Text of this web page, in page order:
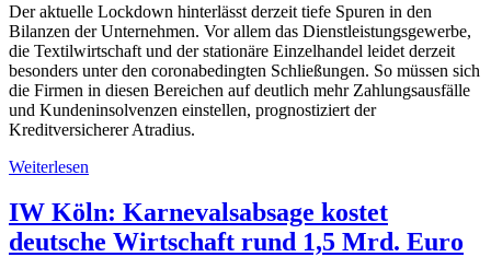
Der aktuelle Lockdown hinterlässt derzeit tiefe Spuren in den
Bilanzen der Unternehmen. Vor allem das Dienstleistungsgewerbe,
die Textilwirtschaft und der stationäre Einzelhandel leidet derzeit
besonders unter den coronabedingten Schließungen. So müssen sich
die Firmen in diesen Bereichen auf deutlich mehr Zahlungsausfälle
und Kundeninsolvenzen einstellen, prognostiziert der
Kreditversicherer Atradius.
Weiterlesen
IW Köln: Karnevalsabsage kostet
deutsche Wirtschaft rund 1,5 Mrd. Euro